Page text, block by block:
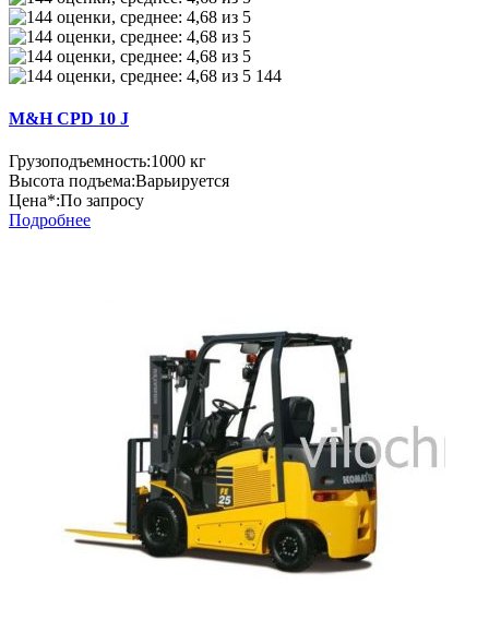
144
M&H CPD 10 J
Грузоподъемность:1000 кг
Высота подъема:Варьируется
Цена*:По запросу
Подробнее